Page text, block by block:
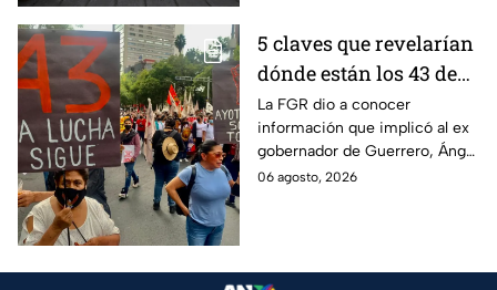
5 claves que revelarían
dónde están los 43 de
Ayotzinapa tras
captura de Ángel
Aguirre, ex gobernador
de Guerrero
La FGR dio a conocer
información que implicó al ex
gobernador de Guerrero, Ángel
Aguirre, quien fue detenido
06 agosto, 2026